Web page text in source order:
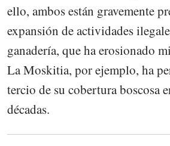
ello, ambos están gravemente
expansión de actividades
ganadería, que ha erosionado
La Moskitia, por ejemplo, ha
tercio de su cobertura boscosa
décadas.